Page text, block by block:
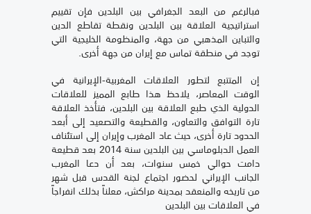
فبالرغم من البعد الجغرافي بين البلدين فإن تقييم
استراتيجية العلاقة بين البلدين ونقطة تقاطع الدين
والتباين المذهبي من جهة، والمنظومة الخليجية التي
توجد في منطقة تماس مع إيران من جهة أخرى.
إن المتتبع لتطور العلاقات المغربية-الإيرانية في
الوقت المعاصر، يلاحظ هذا طابع المميز للعلاقات
الدولية الذي طبع العلاقة بين البلدين، فتأخذ العلاقة
تارة التوافق والتعاون، والقطيعة والتصعيد إلى أبعد
الحدود تارة أخرى، حيث عاد المغرب وإيران إلى استئناف
العمل الدبلوماسي بين البلدين سنة 2014 بعد قطيعة
دامت حوالي خمس سنوات، بعد أن دعا المغرب
الجانب الإيراني لحضور اجتماع لجنة القدس قبل شهر
من تاريخه والمنعقد بمدينة مراكش، معلناً بذلك انفراجاً
في العلاقات بين البلدين